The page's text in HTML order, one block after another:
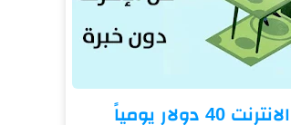
الربح من الانترنت 40 دولار يومياً